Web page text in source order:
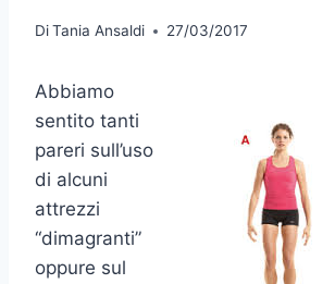
DiTania Ansaldi 27/03/2017
Abbiamo
sentito tanti
pareri sull’uso
di alcuni
attrezzi
“dimagranti”
oppure sul